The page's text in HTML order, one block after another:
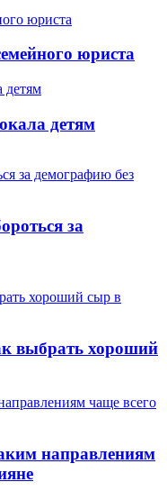
юриста
детям
за
выбрать хороший
направлениям